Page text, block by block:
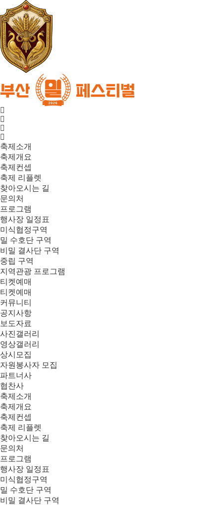
축제소개
축제개요
축제컨셉
축제 리플렛
찾아오시는 길
문의처
프로그램
행사장 일정표
미식협정구역
밀 수호단 구역
비밀 결사단 구역
중립 구역
지역관광 프로그램
티켓예매
티켓예매
커뮤니티
공지사항
보도자료
사진갤러리
영상갤러리
상시모집
자원봉사자 모집
파트너사
협찬사
축제소개
축제개요
축제컨셉
축제 리플렛
찾아오시는 길
문의처
프로그램
행사장 일정표
미식협정구역
밀 수호단 구역
비밀 결사단 구역